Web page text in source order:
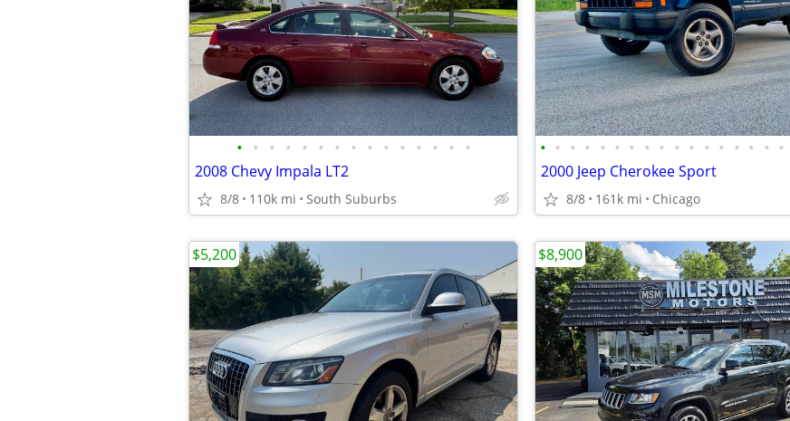
• • • • • • • • • • • • • • •
2008 Chevy Impala LT2
8/8 110k mi South Suburbs
• • • • • • • • • • • • • • • • •
2000 Jeep Cherokee Sport
8/8 161k mi Chicago
$5,200 $8,900